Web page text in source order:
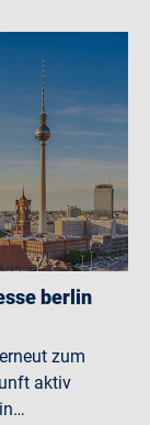
berlin
zum
aktiv